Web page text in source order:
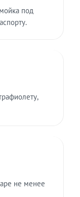
под
не менее